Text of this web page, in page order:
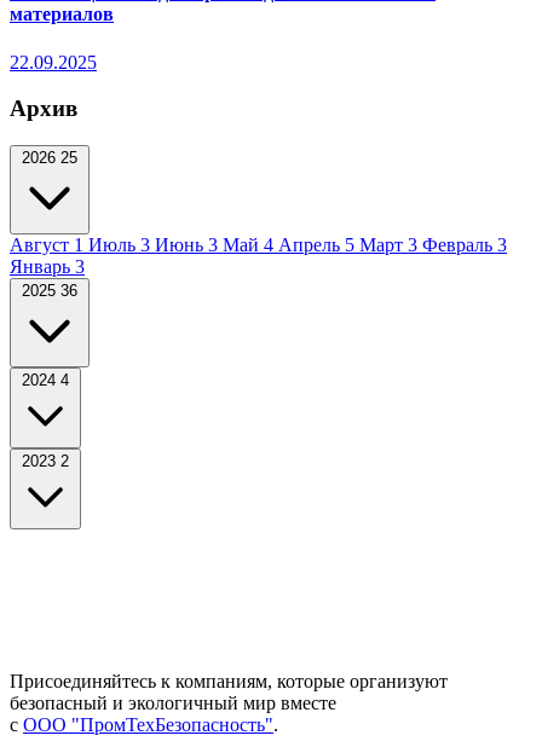
материалов
22.09.2025
Архив
2026 25
Август 1 Июль 3 Июнь 3 Май 4 Апрель 5 Март 3 Февраль 3
Январь 3
2025 36
2024 4
2023 2
Присоединяйтесь к компаниям, которые организуют
безопасный и экологичный мир вместе
с ООО "ПромТехБезопасность".